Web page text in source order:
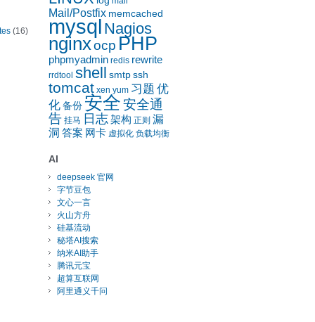
(16)
Mail/Postfix memcached
mysql Nagios
nginxocp PHP
phpmyadmin redis rewrite
rrdtool shell smtp ssh
tomcat xen yum 习题 优
化 备份 安全安全通
告 挂马 日志架构 正则 漏
洞 答案 网卡 虚拟化 负载均衡
AI
deepseek 官网
字节豆包
文心一言
火山方舟
硅基流动
秘塔AI搜索
纳米AI助手
腾讯元宝
超算互联网
阿里通义千问